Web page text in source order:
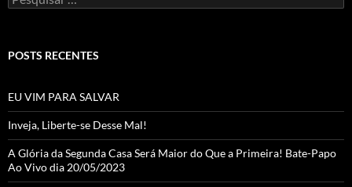
por:
POSTS RECENTES
EU VIM PARA SALVAR
Inveja, Liberte-se Desse Mal!
A Glória da Segunda Casa Será Maior do Que a Primeira! Bate-Papo
Ao Vivo dia 20/05/2023